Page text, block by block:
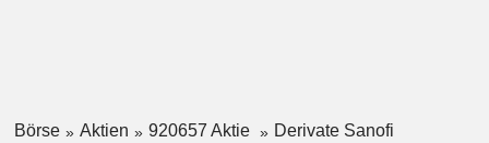
Börse Aktien 920657 Aktie Derivate Sanofi